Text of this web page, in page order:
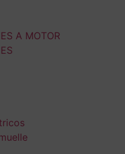
A MOTOR